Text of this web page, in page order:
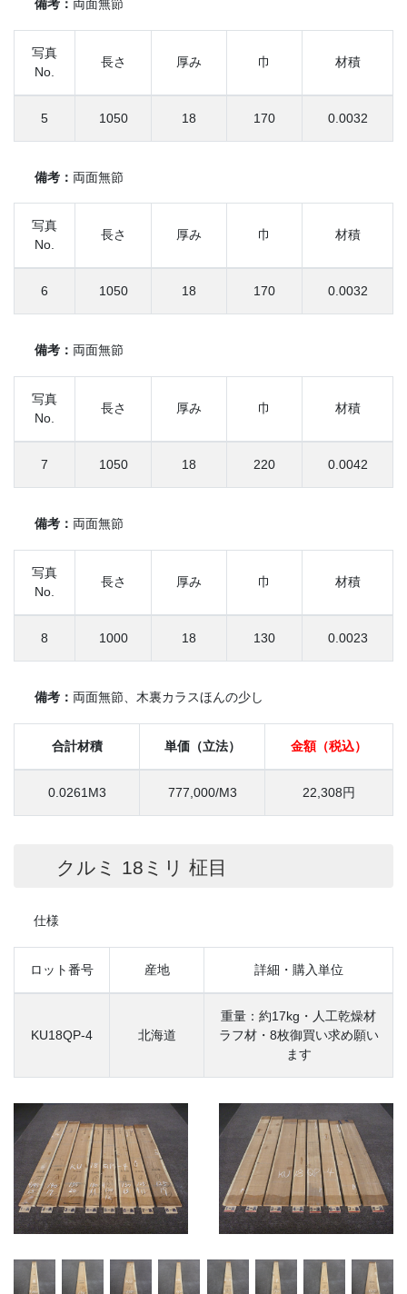
備考： 両面無節
写真
No.
長さ 厚み 巾 材積
5 1050 18 170 0.0032
備考： 両面無節
写真
No.
長さ 厚み 巾 材積
6 1050 18 170 0.0032
備考： 両面無節
写真
No.
長さ 厚み 巾 材積
7 1050 18 220 0.0042
備考： 両面無節
写真
No.
長さ 厚み 巾 材積
8 1000 18 130 0.0023
備考： 両面無節、木裏カラスほんの少し
合計材積 単価（立法） 金額（税込）
0.0261M3 777,000/M3 22,308円
クルミ 18ミリ 柾目
仕様
ロット番号 産地 詳細・購入単位
KU18QP-4 北海道
重量：約17kg・人工乾燥材
ラフ材・8枚御買い求め願い
ます